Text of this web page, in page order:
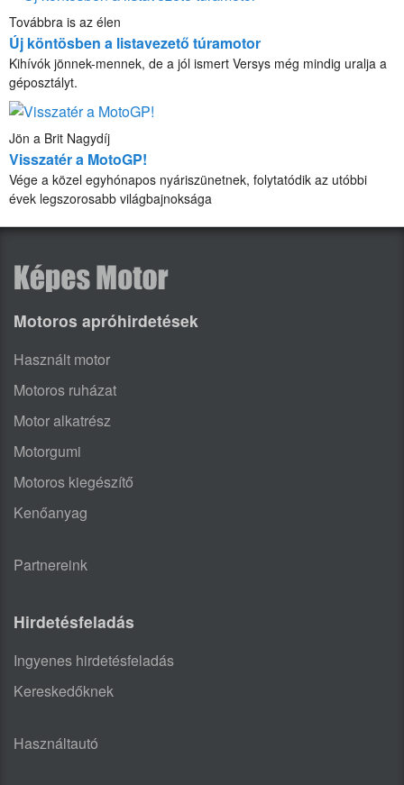
Továbbra is az élen
Új köntösben a listavezető túramotor
Kihívók jönnek-mennek, de a jól ismert Versys még mindig uralja a
géposztályt.
Jön a Brit Nagydíj
Visszatér a MotoGP!
Vége a közel egyhónapos nyáriszünetnek, folytatódik az utóbbi
évek legszorosabb világbajnoksága
Motoros apróhirdetések
Használt motor
Motoros ruházat
Motor alkatrész
Motorgumi
Motoros kiegészítő
Kenőanyag
Partnereink
Hirdetésfeladás
Ingyenes hirdetésfeladás
Kereskedőknek
Használtautó